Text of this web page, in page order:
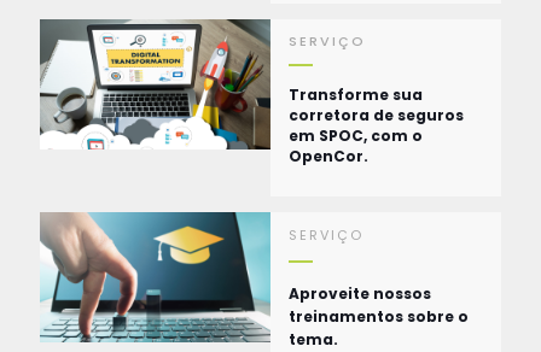
SERVIÇO
Transforme sua
corretora de seguros
em SPOC, com o
OpenCor.
SERVIÇO
Aproveite nossos
treinamentos sobre o
tema.